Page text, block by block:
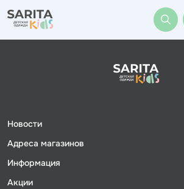
Новости
Адреса магазинов
Информация
Акции